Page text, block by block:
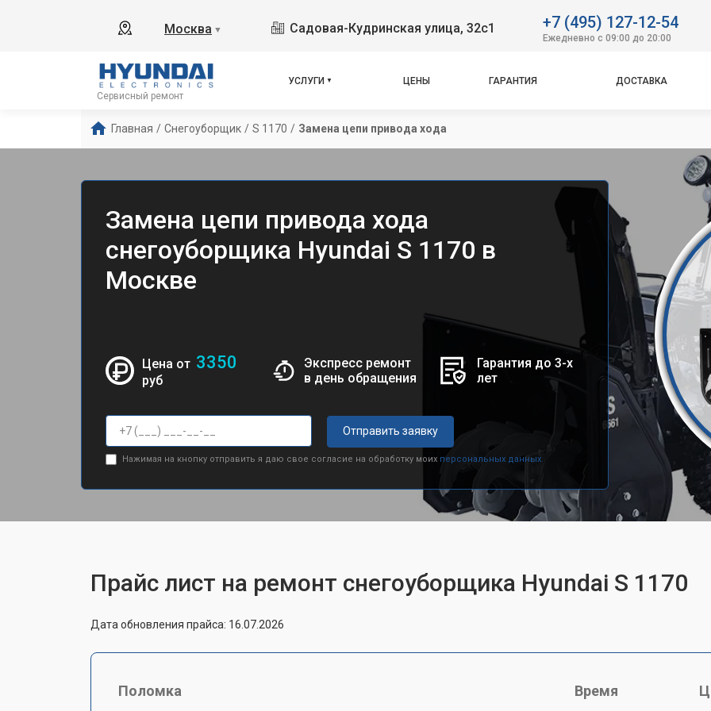
Москва ▼ Садовая-Кудринская улица, 32с1 +7 (495) 127-12-54
Ежедневно с 09:00 до 20:00
Сервисный ремонт
УСЛУГИ ЦЕНЫ ГАРАНТИЯ ДОСТАВКА
Главная / Снегоуборщик / S 1170 / Замена цепи привода хода
Замена цепи привода хода
снегоуборщика Hyundai S 1170 в
Москве
Цена от 3350
руб
Экспресс ремонт
в день обращения
Гарантия до 3-х
лет
Отправить заявку
Нажимая на кнопку отправить я даю свое согласие на обработку моих персональных данных.
Прайс лист на ремонт снегоуборщика Hyundai S 1170
Дата обновления прайса: 16.07.2026
Поломка Время